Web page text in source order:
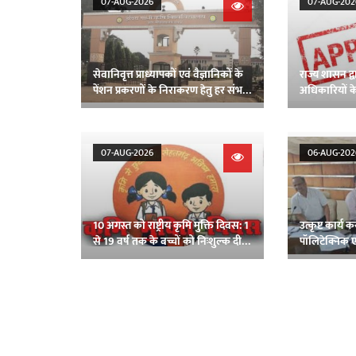
सेवानिवृत्त प्राध्यापकों एवं वैज्ञानिकों के
पेंशन प्रकरणों के निराकरण हेतु हर संभव
प्रयास: कृषि विश्वविद्यालय प्रशासन
राज्य शासन
अधिकारियों
07-AUG-2026
10 अगस्त को राष्ट्रीय कृमि मुक्ति दिवस: 1
से 19 वर्ष तक के बच्चों को निःशुल्क दी
जाएगी एल्बेंडाजोल
06-AUG-
उत्कृष्ट कार्य
पॉलिटेक्निक
का हुआ